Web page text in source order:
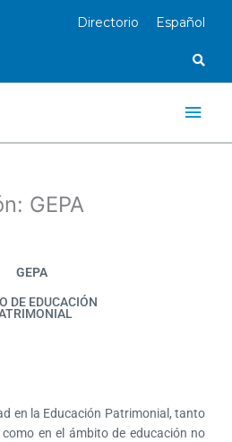
Directorio Español
GEPA
GEPA
DE EDUCACIÓN
en la Educación Patrimonial, tanto
en el ámbito de educación no